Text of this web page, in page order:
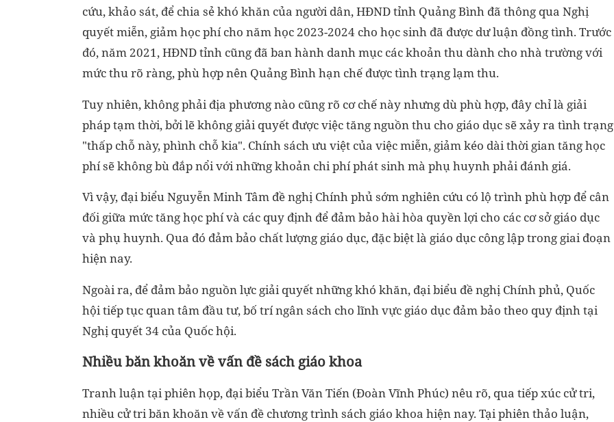
cứu, khảo sát, để chia sẻ khó khăn của người dân, HĐND tỉnh Quảng Bình đã thông qua Nghị
quyết miễn, giảm học phí cho năm học 2023-2024 cho học sinh đã được dư luận đồng tình. Trước
đó, năm 2021, HĐND tỉnh cũng đã ban hành danh mục các khoản thu dành cho nhà trường với
mức thu rõ ràng, phù hợp nên Quảng Bình hạn chế được tình trạng lạm thu.
Tuy nhiên, không phải địa phương nào cũng rõ cơ chế này nhưng dù phù hợp, đây chỉ là giải
pháp tạm thời, bởi lẽ không giải quyết được việc tăng nguồn thu cho giáo dục sẽ xảy ra tình trạng
"thấp chỗ này, phình chỗ kia". Chính sách ưu việt của việc miễn, giảm kéo dài thời gian tăng học
phí sẽ không bù đắp nổi với những khoản chi phí phát sinh mà phụ huynh phải đánh giá.
Vì vậy, đại biểu Nguyễn Minh Tâm đề nghị Chính phủ sớm nghiên cứu có lộ trình phù hợp để cân
đối giữa mức tăng học phí và các quy định để đảm bảo hài hòa quyền lợi cho các cơ sở giáo dục
và phụ huynh. Qua đó đảm bảo chất lượng giáo dục, đặc biệt là giáo dục công lập trong giai đoạn
hiện nay.
Ngoài ra, để đảm bảo nguồn lực giải quyết những khó khăn, đại biểu đề nghị Chính phủ, Quốc
hội tiếp tục quan tâm đầu tư, bố trí ngân sách cho lĩnh vực giáo dục đảm bảo theo quy định tại
Nghị quyết 34 của Quốc hội.
Nhiều băn khoăn về vấn đề sách giáo khoa
Tranh luận tại phiên họp, đại biểu Trần Văn Tiến (Đoàn Vĩnh Phúc) nêu rõ, qua tiếp xúc cử tri,
nhiều cử tri băn khoăn về vấn đề chương trình sách giáo khoa hiện nay. Tại phiên thảo luận,